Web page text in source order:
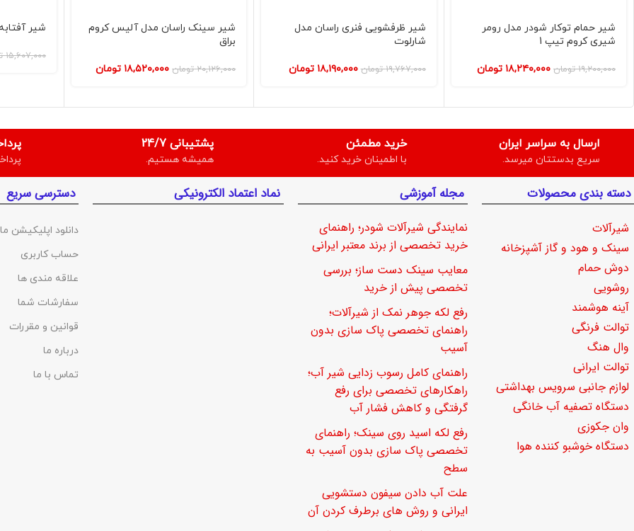
شیر حمام توکار شودر مدل رومر
شیری کروم تیپ 1
۱۹,۲۰۰,۰۰۰ تومان ۱۸,۲۴۰,۰۰۰ تومان
شیر ظرفشویی فنری راسان مدل
شارلوت
۱۹,۷۶۷,۰۰۰ تومان ۱۸,۱۹۰,۰۰۰ تومان
شیر سینک راسان مدل آلیس کروم
براق
۲۰,۱۲۶,۰۰۰ تومان ۱۸,۵۲۰,۰۰۰ تومان
شیر
۱۵,۶۰۷,۰۰۰
ارسال به سراسر ایران
سریع بدستتان میرسد.
خرید مطمئن
با اطمینان خرید کنید.
پشتیبانی 24/7
همیشه هستیم.
دسته بندی محصولات
شیرآلات
سینک و هود و گاز آشپزخانه
دوش حمام
روشویی
آینه هوشمند
توالت فرنگی
وال هنگ
توالت ایرانی
لوازم جانبی سرویس بهداشتی
دستگاه تصفیه آب خانگی
وان جکوزی
دستگاه خوشبو کننده هوا
مجله آموزشی
نمایندگی شیرآلات شودر؛ راهنمای
خرید تخصصی از برند معتبر ایرانی
معایب سینک دست ساز؛ بررسی
تخصصی پیش از خرید
رفع لکه جوهر نمک از شیرآلات؛
راهنمای تخصصی پاک سازی بدون
آسیب
راهنمای کامل رسوب زدایی شیر آب؛
راهکارهای تخصصی برای رفع
گرفتگی و کاهش فشار آب
رفع لکه اسید روی سینک؛ راهنمای
تخصصی پاک سازی بدون آسیب به
سطح
علت آب دادن سیفون دستشویی
ایرانی و روش های برطرف کردن آن
نماد اعتماد الکترونیکی دسترسی سریع
دانلود اپلیکیشن ما
حساب کاربری
علاقه مندی ها
سفارشات شما
قوانین و مقررات
درباره ما
تماس با ما